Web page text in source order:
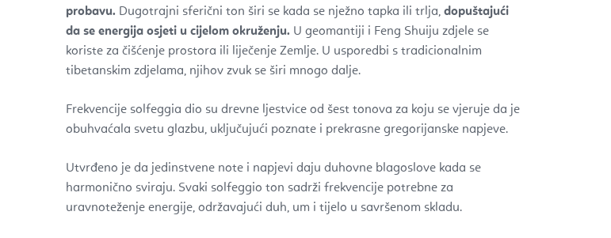
probavu. Dugotrajni sferični ton širi se kada se nježno tapka ili trlja, dopuštajući
da se energija osjeti u cijelom okruženju. U geomantiji i Feng Shuiju zdjele se
koriste za čišćenje prostora ili liječenje Zemlje. U usporedbi s tradicionalnim
tibetanskim zdjelama, njihov zvuk se širi mnogo dalje.
Frekvencije solfeggia dio su drevne ljestvice od šest tonova za koju se vjeruje da je
obuhvaćala svetu glazbu, uključujući poznate i prekrasne gregorijanske napjeve.
Utvrđeno je da jedinstvene note i napjevi daju duhovne blagoslove kada se
harmonično sviraju. Svaki solfeggio ton sadrži frekvencije potrebne za
uravnoteženje energije, održavajući duh, um i tijelo u savršenom skladu.